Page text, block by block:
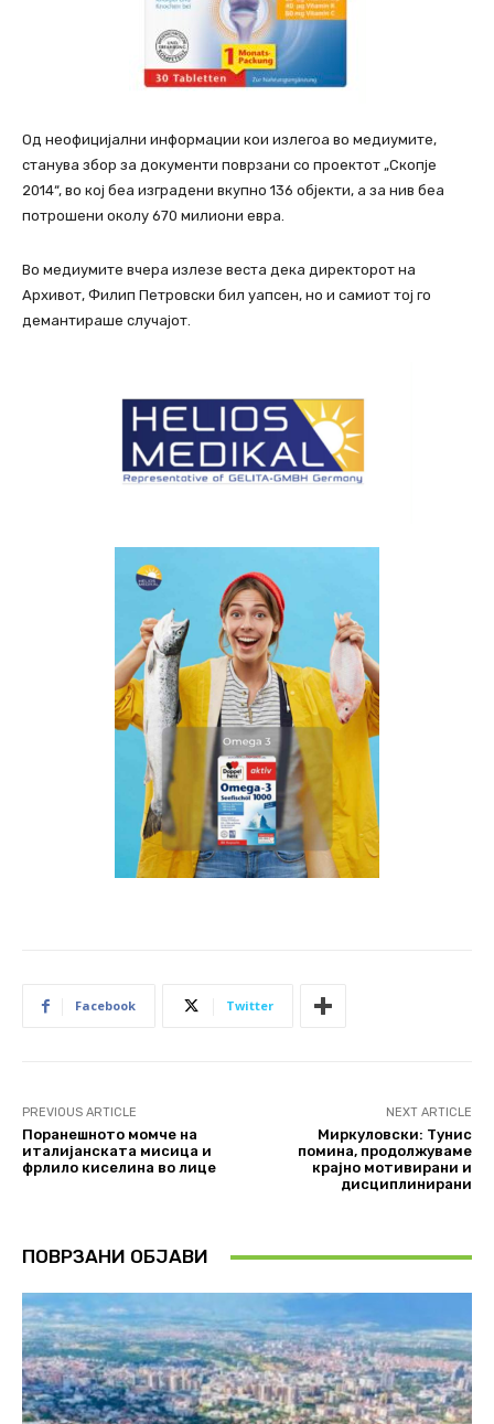
Од неофицијални информации кои излегоа во медиумите,
станува збор за документи поврзани со проектот „Скопје
2014“, во кој беа изградени вкупно 136 објекти, а за нив беа
потрошени околу 670 милиони евра.
Во медиумите вчера излезе веста дека директорот на
Архивот, Филип Петровски бил уапсен, но и самиот тој го
демантираше случајот.
Facebook Twitter
PREVIOUS ARTICLE
Поранешното момче на
италијанската мисица и
фрлило киселина во лице
NEXT ARTICLE
Миркуловски: Тунис
помина, продолжуваме
крајно мотивирани и
дисциплинирани
ПОВРЗАНИ ОБЈАВИ